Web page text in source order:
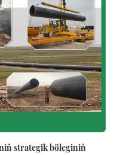
strategik böleginiň